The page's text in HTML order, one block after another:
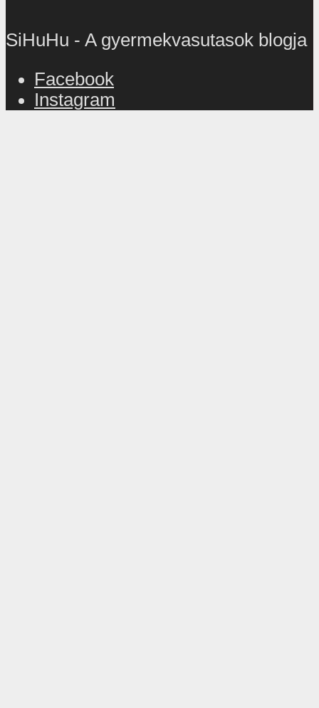
SiHuHu - A gyermekvasutasok blogja
Facebook
Instagram